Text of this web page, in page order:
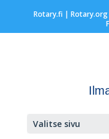
Rotary.fi | Rotary.org
Valitse sivu